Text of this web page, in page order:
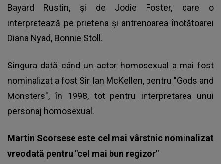
Bayard Rustin, şi de Jodie Foster, care o
interpretează pe prietena şi antrenoarea înotătoarei
Diana Nyad, Bonnie Stoll.
Singura dată când un actor homosexual a mai fost
nominalizat a fost Sir Ian McKellen, pentru "Gods and
Monsters", în 1998, tot pentru interpretarea unui
personaj homosexual.
Martin Scorsese este cel mai vârstnic nominalizat
vreodată pentru "cel mai bun regizor"